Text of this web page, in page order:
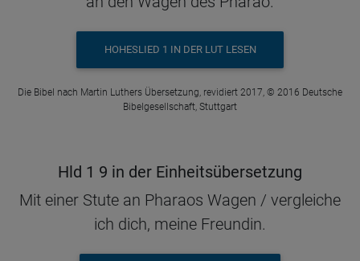
HOHESLIED 1 IN DER LUT LESEN
Die Bibel nach Martin Luthers Übersetzung, revidiert 2017, © 2016 Deutsche
Bibelgesellschaft, Stuttgart
Hld 1 9 in der Einheitsübersetzung
Mit einer Stute an Pharaos Wagen / vergleiche
ich dich, meine Freundin.